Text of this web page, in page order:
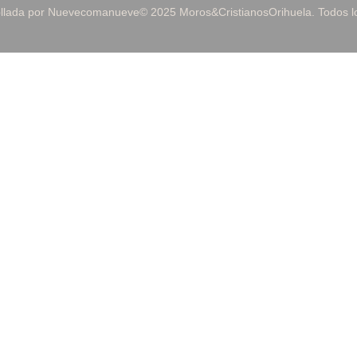
por Nuevecomanueve© 2025 Moros&CristianosOrihuela. Todos